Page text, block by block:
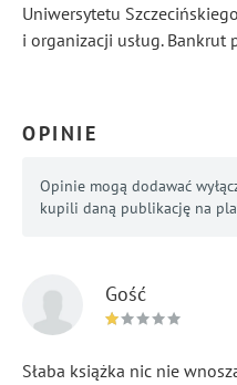
Uniwersytetu
i organizacji usług. Bankrut
OPINIE
Opinie mogą dodawać
kupili daną publikację na
Gość
Słaba książka nic nie